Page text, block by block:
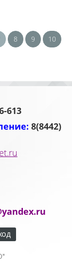
8 9
10
613
8(8442)